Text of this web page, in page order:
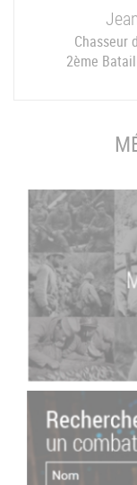
Chasseur
2ème